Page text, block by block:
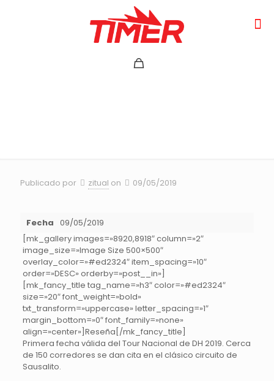
Publicado por zitual on 09/05/2019
Fecha 09/05/2019
[mk_gallery images=»8920,8918″ column=»2″
image_size=»Image Size 500×500″
overlay_color=»#ed2324″ item_spacing=»10″
order=»DESC» orderby=»post__in»]
[mk_fancy_title tag_name=»h3″ color=»#ed2324″
size=»20″ font_weight=»bold»
txt_transform=»uppercase» letter_spacing=»1″
margin_bottom=»0″ font_family=»none»
align=»center»]Reseña[/mk_fancy_title]
Primera fecha válida del Tour Nacional de DH 2019. Cerca
de 150 corredores se dan cita en el clásico circuito de
Sausalito.